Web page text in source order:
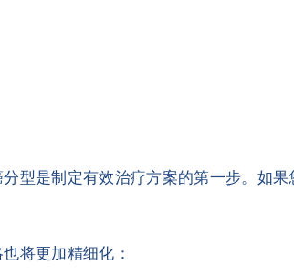
型是制定有效治疗方案的第一步。如果
将更加精细化：